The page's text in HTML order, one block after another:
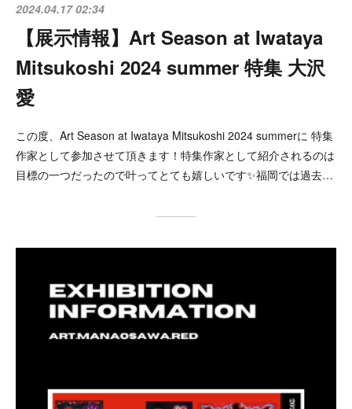
2024.04.17 02:34
【展示情報】Art Season at Iwataya
Mitsukoshi 2024 summer 特集 大沢
愛
この度、Art Season at Iwataya Mitsukoshi 2024 summerに 特集
作家として参加させて頂きます！特集作家として紹介されるのは
目標の一つだったので叶ってとても嬉しいです✨福岡では過去…